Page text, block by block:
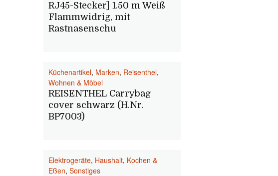
RJ45-Stecker] 1.50 m Weiß
Flammwidrig, mit
Rastnasenschu
Küchenartikel, Marken, Reisenthel,
Wohnen & Möbel
REISENTHEL Carrybag
cover schwarz (H.Nr.
BP7003)
Elektrogeräte, Haushalt, Kochen &
Eßen, Sonstiges